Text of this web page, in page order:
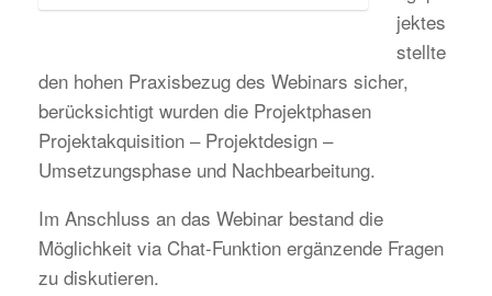
jektes
stellte
den hohen Praxisbezug des Webinars sicher,
berücksichtigt wurden die Projektphasen
Projektakquisition – Projektdesign –
Umsetzungsphase und Nachbearbeitung.
Im Anschluss an das Webinar bestand die
Möglichkeit via Chat-Funktion ergänzende Fragen
zu diskutieren.